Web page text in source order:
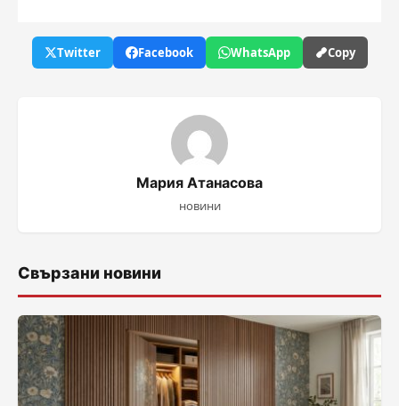
Twitter Facebook WhatsApp Copy
Мария Атанасова
новини
Свързани новини